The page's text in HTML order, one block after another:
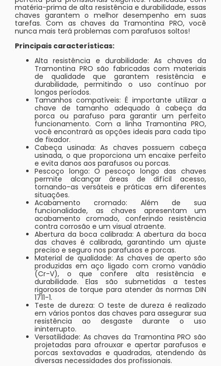
matéria-prima de alta resistência e durabilidade, essas
chaves garantem o melhor desempenho em suas
tarefas. Com as chaves da Tramontina PRO, você
nunca mais terá problemas com parafusos soltos!
Principais características:
Alta resistência e durabilidade: As chaves da
Tramontina PRO são fabricadas com materiais
de qualidade que garantem resistência e
durabilidade, permitindo o uso contínuo por
longos períodos.
Tamanhos compatíveis: É importante utilizar a
chave de tamanho adequado à cabeça da
porca ou parafuso para garantir um perfeito
funcionamento. Com a linha Tramontina PRO,
você encontrará as opções ideais para cada tipo
de fixador.
Cabeça usinada: As chaves possuem cabeça
usinada, o que proporciona um encaixe perfeito
e evita danos aos parafusos ou porcas.
Pescoço longo: O pescoço longo das chaves
permite alcançar áreas de difícil acesso,
tornando-as versáteis e práticas em diferentes
situações.
Acabamento cromado: Além de sua
funcionalidade, as chaves apresentam um
acabamento cromado, conferindo resistência
contra corrosão e um visual atraente.
Abertura da boca calibrada: A abertura da boca
das chaves é calibrada, garantindo um ajuste
preciso e seguro nos parafusos e porcas.
Material de qualidade: As chaves de aperto são
produzidas em aço ligado com cromo vanádio
(Cr-V), o que confere alta resistência e
durabilidade. Elas são submetidas a testes
rigorosos de torque para atender às normas DIN
1711-1.
Teste de dureza: O teste de dureza é realizado
em vários pontos das chaves para assegurar sua
resistência ao desgaste durante o uso
ininterrupto.
Versatilidade: As chaves da Tramontina PRO são
projetadas para afrouxar e apertar parafusos e
porcas sextavadas e quadradas, atendendo às
diversas necessidades dos profissionais.